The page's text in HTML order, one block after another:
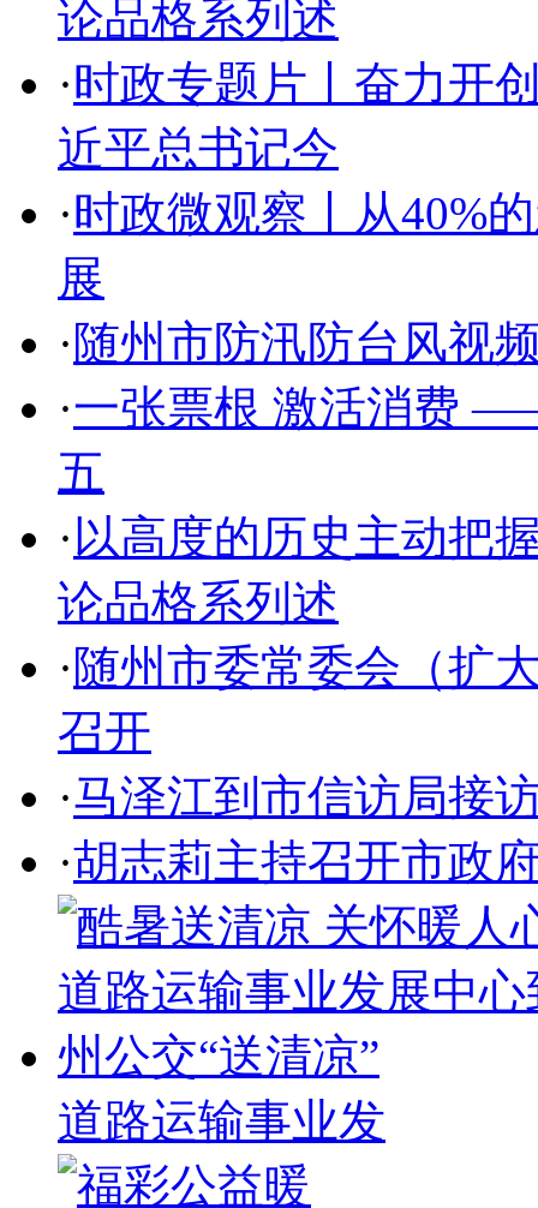
论品格系列述
·时政专题片丨奋力开
近平总书记今
·时政微观察丨从40%
展
·随州市防汛防台风视
·一张票根 激活消费
五
·以高度的历史主动把
论品格系列述
·随州市委常委会（扩
召开
·马泽江到市信访局接
·胡志莉主持召开市政
道路运输事业发